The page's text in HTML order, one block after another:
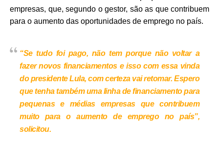
empresas, que, segundo o gestor, são as que contribuem
para o aumento das oportunidades de emprego no país.
“Se tudo foi pago, não tem porque não voltar a
fazer novos financiamentos e isso com essa vinda
do presidente Lula, com certeza vai retomar. Espero
que tenha também uma linha de financiamento para
pequenas e médias empresas que contribuem
muito para o aumento de emprego no país”,
solicitou.